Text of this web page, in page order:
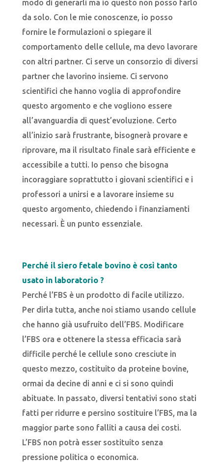
modo di generarli ma io questo non posso farlo
da solo. Con le mie conoscenze, io posso
fornire le formulazioni o spiegare il
comportamento delle cellule, ma devo lavorare
con altri partner. Ci serve un consorzio di diversi
partner che lavorino insieme. Ci servono
scientifici che hanno voglia di approfondire
questo argomento e che vogliono essere
all’avanguardia di quest’evoluzione. Certo
all’inizio sarà frustrante, bisognerà provare e
riprovare, ma il risultato finale sarà efficiente e
accessibile a tutti. Io penso che bisogna
incoraggiare soprattutto i giovani scientifici e i
professori a unirsi e a lavorare insieme su
questo argomento, chiedendo i finanziamenti
necessari. È un punto essenziale.
Perché il siero fetale bovino è così tanto
usato in laboratorio ?
Perché l’FBS è un prodotto di facile utilizzo.
Per dirla tutta, anche noi stiamo usando cellule
che hanno già usufruito dell’FBS. Modificare
l’FBS ora e ottenere la stessa efficacia sarà
difficile perché le cellule sono cresciute in
questo mezzo, costituito da proteine bovine,
ormai da decine di anni e ci si sono quindi
abituate. In passato, diversi tentativi sono stati
fatti per ridurre e persino sostituire l’FBS, ma la
maggior parte sono falliti a causa dei costi.
L’FBS non potrà esser sostituito senza
pressione politica o economica.